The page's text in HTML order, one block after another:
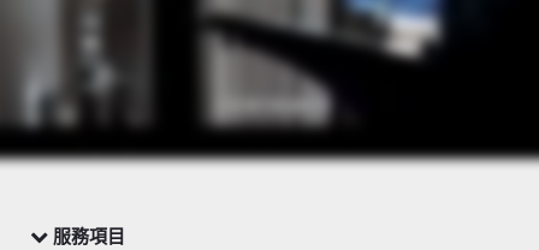
服務項目